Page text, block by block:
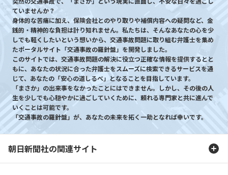
ていませんか？
身体的な苦痛に加え、保険会社とのやり取りや補償内容への疑問など、金
銭的・精神的な負担は計り知れません。私たちは、そんなあなたの心を少
しでも軽くしたいという想いから、交通事故問題に取り組む弁護士を集め
たポータルサイト「交通事故の羅針盤」を開発しました。
このサイトでは、交通事故問題の解決に役立つ正確な情報を提供するとと
もに、あなたの状況に合った弁護士をスムーズに検索できるサービスを通
じて、あなたの「安心の道しるべ」となることを目指しています。
「まさか」の出来事をなかったことにはできません。しかし、その後の人
生を少しでも心穏やかに過ごしていくために、頼れる専門家と共に進んで
いくことは可能です。
「交通事故の羅針盤」が、あなたの未来を拓く一助となれば幸いです。
朝日新聞社の関連サイト